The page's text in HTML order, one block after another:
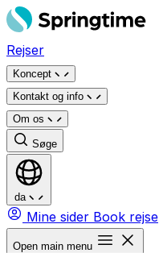
Spring
indhold
Rejser
Koncept
Kontakt og info
Om os
Søge
da
Mine sider Book rejse
Open main menu